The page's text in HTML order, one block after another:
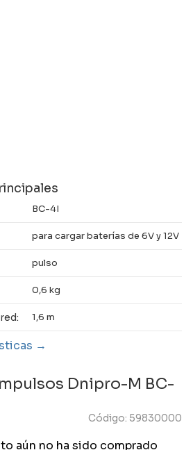
BC-4I
para cargar baterías de 6V y 12V
pulso
0,6 kg
1,6 m
Dnipro-M BC-
Código: 59830000
aún no ha sido comprado